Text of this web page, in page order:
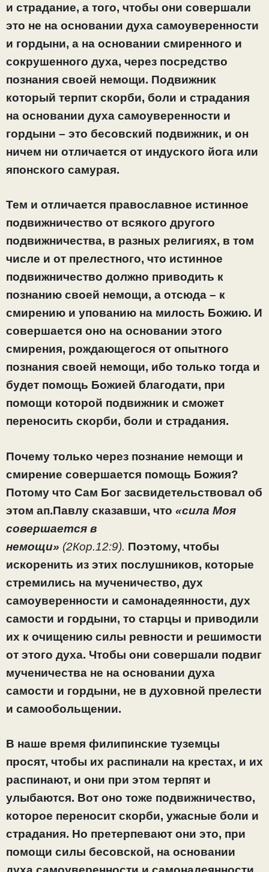
и страдание, а того, чтобы они совершали
это не на основании духа самоуверенности
и гордыни, а на основании смиренного и
сокрушенного духа, через посредство
познания своей немощи. Подвижник
который терпит скорби, боли и страдания
на основании духа самоуверенности и
гордыни – это бесовский подвижник, и он
ничем ни отличается от индуского йога или
японского самурая.
Тем и отличается православное истинное
подвижничество от всякого другого
подвижничества, в разных религиях, в том
числе и от прелестного, что истинное
подвижничество должно приводить к
познанию своей немощи, а отсюда – к
смирению и упованию на милость Божию. И
совершается оно на основании этого
смирения, рождающегося от опытного
познания своей немощи, ибо только тогда и
будет помощь Божией благодати, при
помощи которой подвижник и сможет
переносить скорби, боли и страдания.
Почему только через познание немощи и
смирение совершается помощь Божия?
Потому что Сам Бог засвидетельствовал об
этом ап.Павлу сказавши, что «сила Моя
совершается в
немощи» (2Кор.12:9). Поэтому, чтобы
искоренить из этих послушников, которые
стремились на мученичество, дух
самоуверенности и самонадеянности, дух
самости и гордыни, то старцы и приводили
их к очищению силы ревности и решимости
от этого духа. Чтобы они совершали подвиг
мученичества не на основании духа
самости и гордыни, не в духовной прелести
и самообольщении.
В наше время филипинские туземцы
просят, чтобы их распинали на крестах, и их
распинают, и они при этом терпят и
улыбаются. Вот оно тоже подвижничество,
которое переносит скорби, ужасные боли и
страдания. Но претерпевают они это, при
помощи силы бесовской, на основании